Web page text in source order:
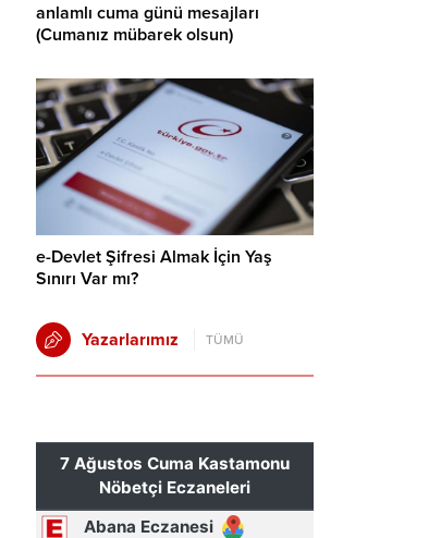
anlamlı cuma günü mesajları
(Cumanız mübarek olsun)
e-Devlet Şifresi Almak İçin Yaş
Sınırı Var mı?
Yazarlarımız TÜMÜ